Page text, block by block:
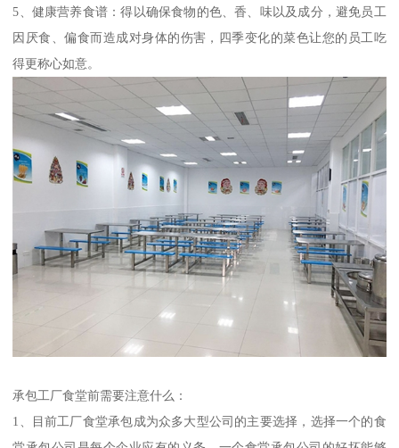
5、健康营养食谱：得以确保食物的色、香、味以及成分，避免员工
因厌食、偏食而造成对身体的伤害，四季变化的菜色让您的员工吃
得更称心如意。
承包工厂食堂前需要注意什么：
1、目前工厂食堂承包成为众多大型公司的主要选择，选择一个的食